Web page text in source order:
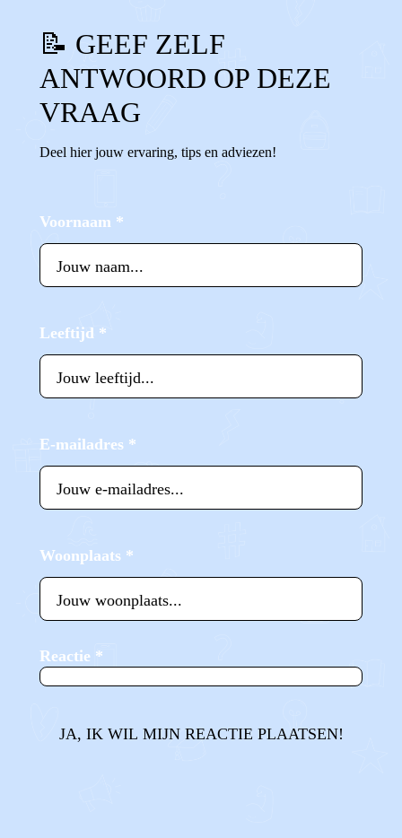
📝 GEEF ZELF
ANTWOORD OP DEZE
VRAAG
Deel hier jouw ervaring, tips en adviezen!
Voornaam *
Leeftijd *
E-mailadres *
Woonplaats *
Reactie *
JA, IK WIL MIJN REACTIE PLAATSEN!